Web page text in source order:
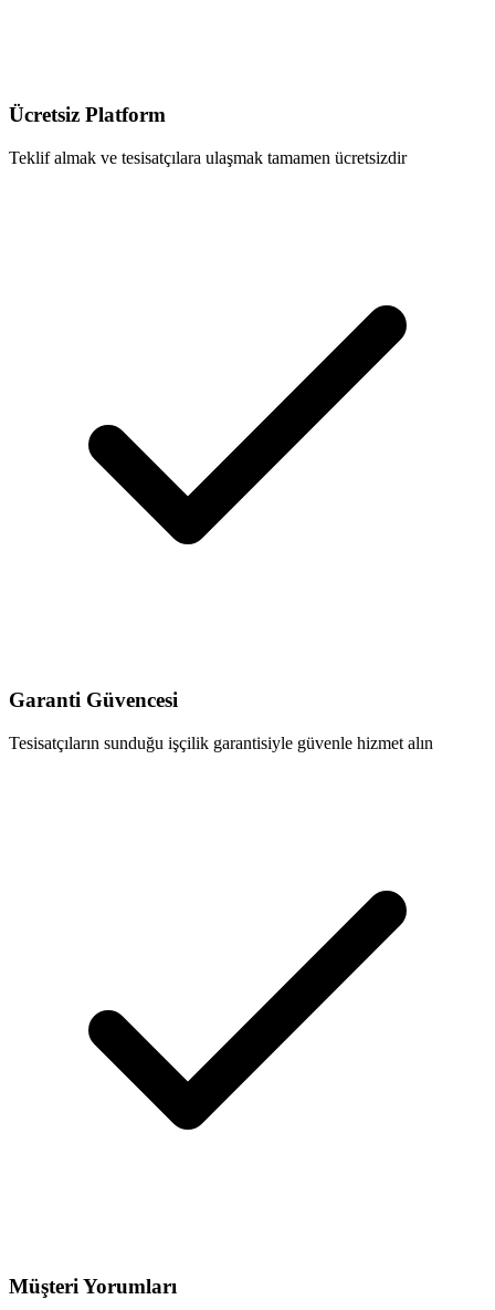
Ücretsiz Platform
Teklif almak ve tesisatçılara ulaşmak tamamen ücretsizdir
Garanti Güvencesi
Tesisatçıların sunduğu işçilik garantisiyle güvenle hizmet alın
Müşteri Yorumları